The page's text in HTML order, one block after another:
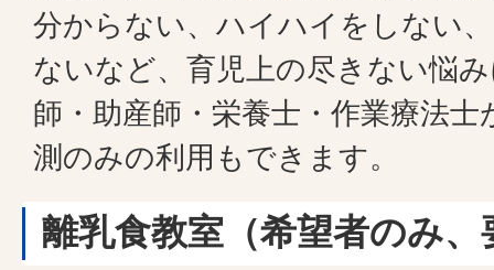
分からない、ハイハイをしない
ないなど、育児上の尽きない悩
師・助産師・栄養士・作業療法
測のみの利用もできます。
離乳食教室（希望者のみ、